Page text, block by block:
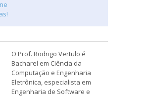
O Prof. Rodrigo Vertulo é
Bacharel em Ciência da
Computação e Engenharia
Eletrônica, especialista em
Engenharia de Software e